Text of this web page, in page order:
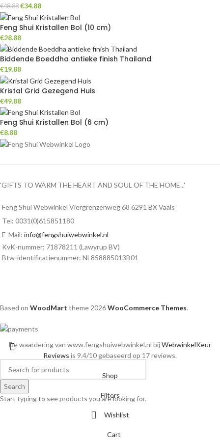
€48.88 €34.88
Feng Shui Kristallen Bol (10 cm)
€28.88
Biddende Boeddha antieke finish Thailand
€19.88
Kristal Grid Gezegend Huis
€49.88
Feng Shui Kristallen Bol (6 cm)
€8.88
'GIFTS TO WARM THE HEART AND SOUL OF THE HOME...'
Feng Shui Webwinkel Viergrenzenweg 68 6291 BX Vaals
Tel: 0031(0)615851180
E-Mail: info@fengshuiwebwinkel.nl
KvK-nummer: 71878211 (Lawyrup BV)
Btw-identificatienummer: NL858885013B01
Based on WoodMart theme 2026WooCommerce Themes.
Search
Start typing to see products you are looking for.
De waardering van www.fengshuiwebwinkel.nl bijWebwinkelKeur
Reviews is 9.4/10 gebaseerd op 17 reviews.
Shop
Filters
Wishlist
Cart